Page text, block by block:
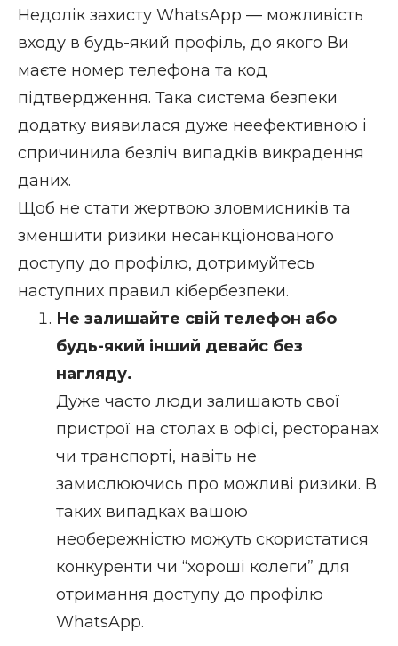
Недолік захисту WhatsApp — можливість
входу в будь-який профіль, до якого Ви
маєте номер телефона та код
підтвердження. Така система безпеки
додатку виявилася дуже неефективною і
спричинила безліч випадків викрадення
даних.
Щоб не стати жертвою зловмисників та
зменшити ризики несанкціонованого
доступу до профілю, дотримуйтесь
наступних правил кібербезпеки.
Не залишайте свій телефон або
будь-який інший девайс без
нагляду.
Дуже часто люди залишають свої
пристрої на столах в офісі, ресторанах
чи транспорті, навіть не
замислюючись про можливі ризики. В
таких випадках вашою
необережністю можуть скористатися
конкуренти чи “хороші колеги” для
отримання доступу до профілю
WhatsApp.